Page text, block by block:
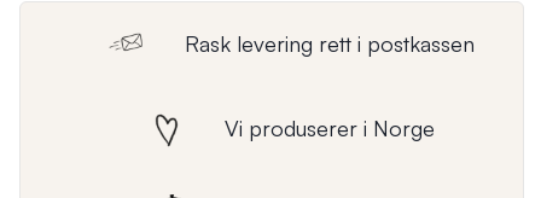
Rask levering rett i postkassen
Vi produserer i Norge